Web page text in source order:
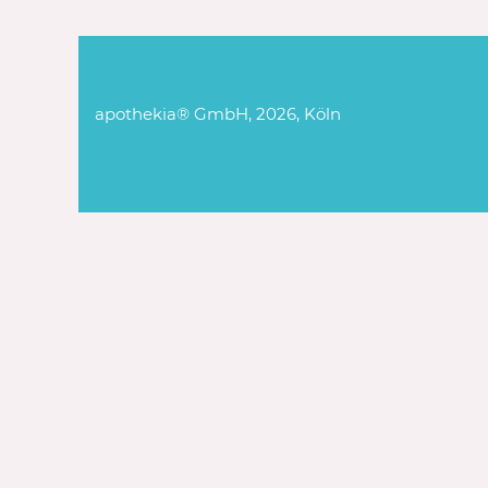
apothekia® GmbH, 2026, Köln